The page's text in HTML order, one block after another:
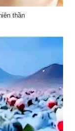
thần